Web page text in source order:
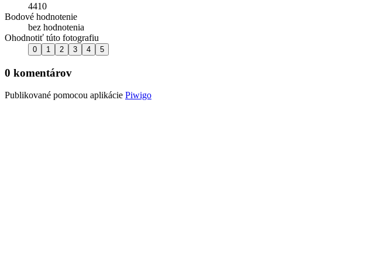
4410
Bodové hodnotenie
bez hodnotenia
Ohodnotiť túto fotografiu
0 komentárov
Publikované pomocou aplikácie Piwigo